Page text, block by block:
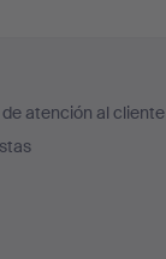
atención al cliente